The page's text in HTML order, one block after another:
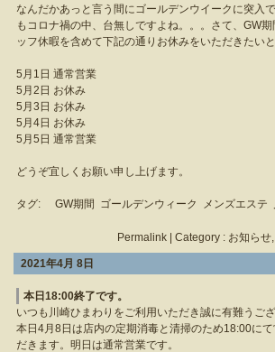
なんだかあっと言う間にゴールデンウイークに突入
もコロナ禍の中、台無しですよね。。。さて、GW
ッフ休暇を含めて下記の通りお休みをいただきたいと
5月1日 通常営業
5月2日 お休み
5月3日 お休み
5月4日 お休み
5月5日 通常営業
どうぞ宜しくお願い申し上げます。
タグ: GW期間 ゴールデンウィーク メンズエステ
Permalink | Category : お知らせ,
2021年4月 8日
本日18:00終了です。
いつも川崎ひまわりをご利用いただき誠に有難うござ
本日4月8日は店内の定期消毒と清掃のため18:00に
だきます。明日は通常営業です。